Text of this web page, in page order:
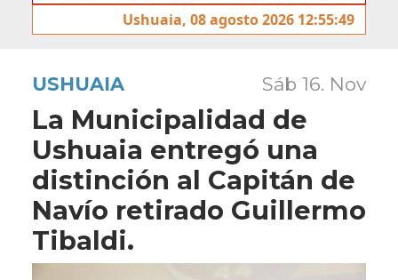
Ushuaia, 08 agosto 2026 12:55:49
USHUAIA Sáb 16. Nov
La Municipalidad de
Ushuaia entregó una
distinción al Capitán de
Navío retirado Guillermo
Tibaldi.